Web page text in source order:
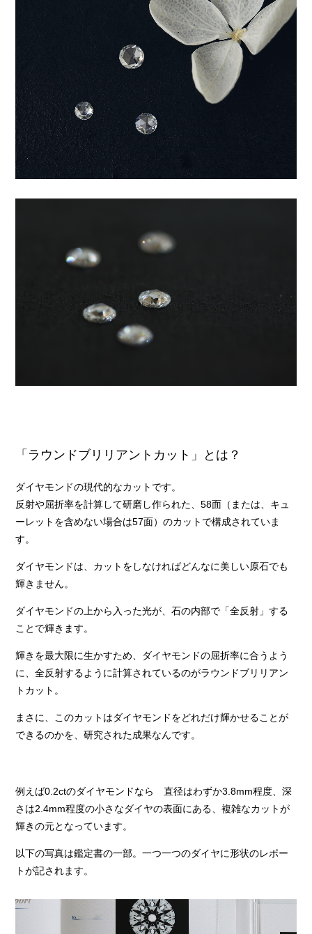
「ラウンドブリリアントカット」とは？
ダイヤモンドの現代的なカットです。
反射や屈折率を計算して研磨し作られた、58面（または、キュ
ーレットを含めない場合は57面）のカットで構成されていま
す。
ダイヤモンドは、カットをしなければどんなに美しい原石でも
輝きません。
ダイヤモンドの上から入った光が、石の内部で「全反射」する
ことで輝きます。
輝きを最大限に生かすため、ダイヤモンドの屈折率に合うよう
に、全反射するように計算されているのがラウンドブリリアン
トカット。
まさに、このカットはダイヤモンドをどれだけ輝かせることが
できるのかを、研究された成果なんです。
例えば0.2ctのダイヤモンドなら 直径はわずか3.8mm程度、深
さは2.4mm程度の小さなダイヤの表面にある、複雑なカットが
輝きの元となっています。
以下の写真は鑑定書の一部。一つ一つのダイヤに形状のレポー
トが記されます。